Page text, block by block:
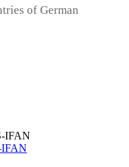
of German
IFAN
IFAN